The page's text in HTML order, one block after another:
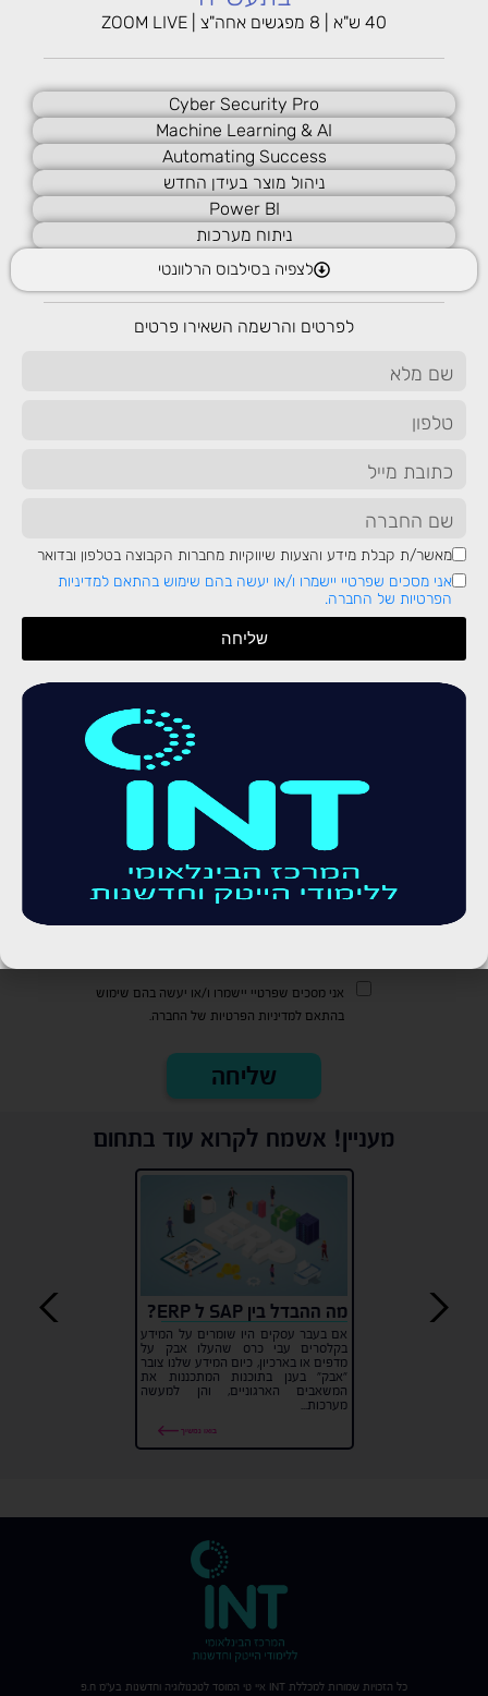
ניהול כלל המידע על הלקוח
הצעות מחיר והסכמים
הוצאת נתונים ודוחות
מודול ניהול פרויקטים
ניהול שוטף של הפרויקטים בארגון לצורך מעקב אחר התקדמות
וביצוע המשימות של העובדים לייעול התהליך. המודול מאפשר לקדם
את הפרויקט עוד מהשלבים הראשונים ועד סופו, כולל ניהול ההוצאות
והמשאבים להשלמת הפרויקט. כמו כן, המודול מאפשר לקבל
התראות בכל שלב וחריגות שונות.
ניהול תקציב הפרויקט
חלוקת הפרויקט לשלבים
בקרה על התקציב ותשלומים לספקים
מידע מדויק ממגוון המודולים, דבר המאפשר לקבל החלטות עסקיות
מודול רצוי ובמגוון רחב של חיתוכים ואפשרויות, כמו גם שאילתות
שונות לטובת קבלת תמונה רוחבית על כל מחלקה בארגון.
למידע עלקורס סאפשל מכללת INT לחצו על הקישור!
לקביעת שיחת ייעוץ חינם
אני מסכים שפרטיי יישמרו ו/או יעשה בהם שימוש
אני מסכים שפרטיי יישמרו ו/או יעשה בהם שימוש
בהתאם למדיניות הפרטיות של החברה.
מעניין! אשמח לקרוא עוד בתחום
מה ההבדל בין SAP ל ERP?
אם בעבר עסקים היו שומרים על המידע
בקלסרים עבי כרס שהעלו אבק על
מדפים או בארכיון, כיום המידע שלנו צובר
״אבק״ בענן בתוכנות המתכננות את
המשאבים הארגוניים, והן למעשה
מערכות...
בואו נמשיך
כל הזכויות שמורות למכללת INT איי טי המוסד לטכנולוגיה וחדשנות בע"מ ח.פ
40 ש"א | 8 מפגשים אחה"צ | ZOOM LIVE
Cyber Security Pro
Machine Learning & AI
Automating Success
ניהול מוצר בעידן החדש
Power BI
ניתוח מערכות
לצפיה בסילבוס הרלוונטי
לפרטים והרשמה השאירו פרטים
מאשר/ת קבלת מידע והצעות שיווקיות מחברות הקבוצה בטלפון ובדואר
אני מסכים שפרטיי יישמרו ו/או יעשה בהם שימוש בהתאם למדיניות
הפרטיות של החברה.
שליחה